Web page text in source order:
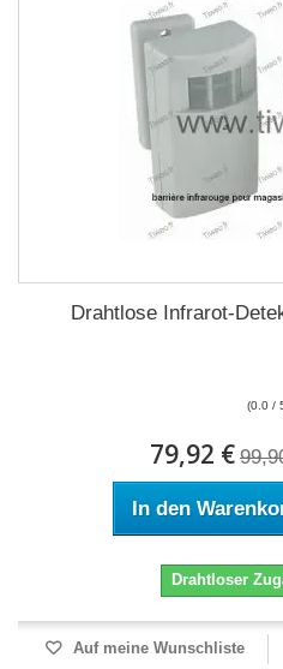
Drahtlose Infrarot-
(0.0 /
79,92 €
In den
Drahtloser
Auf meine Wunschliste